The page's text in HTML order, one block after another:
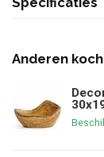
Anderen